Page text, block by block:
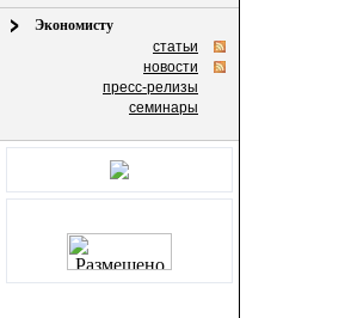
Экономисту
статьи
новости
пресс-релизы
семинары